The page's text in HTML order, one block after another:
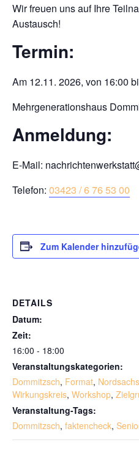
Wir freuen uns auf Ihre
Austausch!
Termin:
Am 12.11. 2026, von 16:00
Mehrgenerationshaus
Anmeldung:
E-Mail:
Telefon: 03423 / 6 76 53 00
Zum Kalender
DETAILS
Datum:
Zeit:
16:00 - 18:00
Veranstaltungskategorien:
Dommitzsch, Format,
Wirkungskreis, Workshop,
Veranstaltung-Tags:
Dommitzsch, faktencheck,